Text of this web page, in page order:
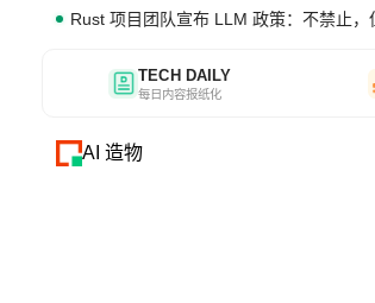
Rust 项目团队宣布 LLM 政策：不禁止
TECH DAILY
每日内容报纸化
AI 造物